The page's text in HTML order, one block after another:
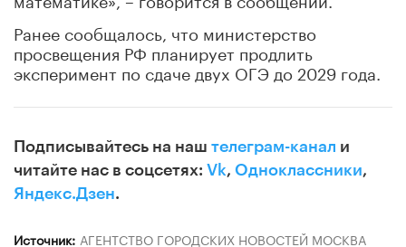
Ранее сообщалось, что министерство
просвещения РФ планирует продлить
эксперимент по сдаче двух ОГЭ до 2029 года.
Подписывайтесь на наш телеграм-канал и
читайте нас в соцсетях: Vk, Одноклассники,
Яндекс.Дзен.
Источник: АГЕНТСТВО ГОРОДСКИХ НОВОСТЕЙ МОСКВА